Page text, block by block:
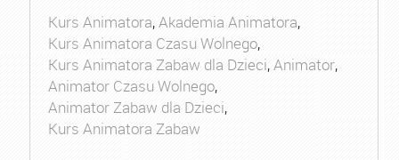
Kurs Animatora,Akademia Animatora,
Kurs Animatora Czasu Wolnego,
Kurs Animatora Zabaw dla Dzieci,Animator,
Animator Czasu Wolnego,
Animator Zabaw dla Dzieci,
Kurs Animatora Zabaw